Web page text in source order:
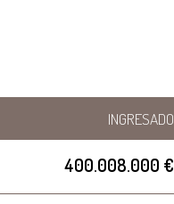
INGRESADO
400.008.000 €